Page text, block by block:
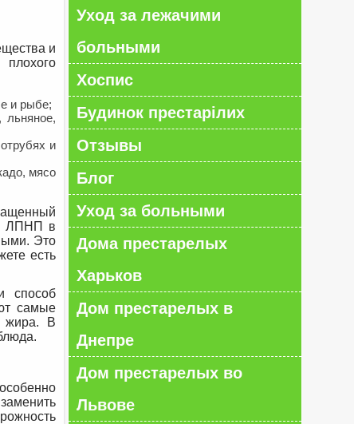
и
и рыбе;
льняное,
и
мясо
ЛПНП в
Это
есть
способ
самые
жира. В
Уход за лежачими
больными
Хоспис
Будинок престарілих
Отзывы
Блог
Уход за больными
Дома престарелых
Харьков
Дом престарелых в
Днепре
Дом престарелых во
Львове